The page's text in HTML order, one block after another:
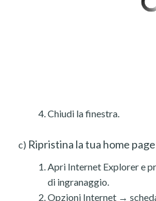
Chiudi la finestra.
c) Ripristina la tua home
Apri Internet Explorer e
di ingranaggio.
Opzioni Internet →